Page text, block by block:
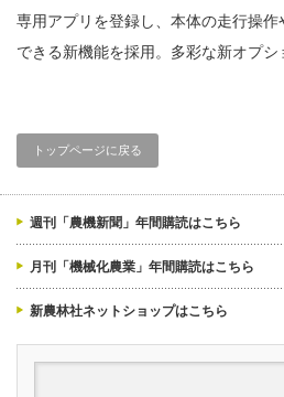
専用アプリを登録し、本体の走行操
できる新機能を採用。多彩な新オプシ
トップページに戻る
週刊「農機新聞」年間購読はこちら
月刊「機械化農業」年間購読はこちら
新農林社ネットショップはこちら